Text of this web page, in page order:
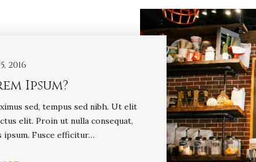
2016
Ipsum?
sed, tempus sed nibh. Ut elit
elit. Proin ut nulla consequat,
ipsum. Fusce efficitur…